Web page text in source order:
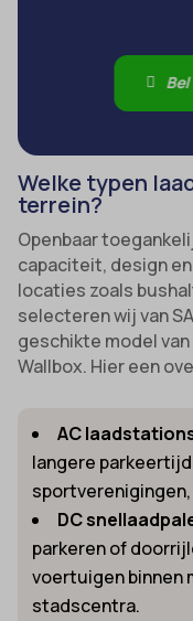
Welke typen
terrein?
Openbaar
capaciteit, design
locaties zoals
selecteren wij van
geschikte model
Wallbox. Hier een
AC
langere
DC
parkeren of
voertuigen binnen
stadscentra.